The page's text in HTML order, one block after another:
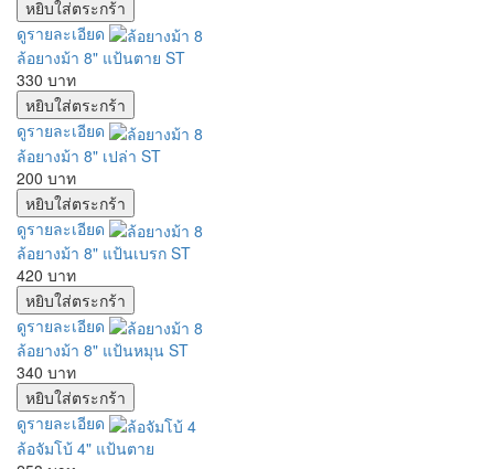
ดูรายละเอียด
ล้อยางม้า 8" แป้นตาย ST
330 บาท
ดูรายละเอียด
ล้อยางม้า 8" เปล่า ST
200 บาท
ดูรายละเอียด
ล้อยางม้า 8" แป้นเบรก ST
420 บาท
ดูรายละเอียด
ล้อยางม้า 8" แป้นหมุน ST
340 บาท
ดูรายละเอียด
ล้อจัมโบ้ 4" แป้นตาย